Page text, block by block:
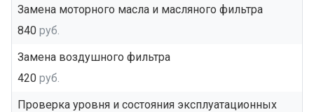
Замена моторного масла и масляного фильтра
840 руб.
Замена воздушного фильтра
420 руб.
Проверка уровня и состояния эксплуатационных